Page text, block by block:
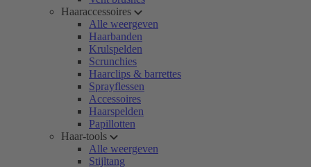
Haaraccessoires
Alle weergeven
Haarbanden
Krulspelden
Scrunchies
Haarclips & barrettes
Sprayflessen
Accessoires
Haarspelden
Papillotten
Haar-tools
Alle weergeven
Stijltang